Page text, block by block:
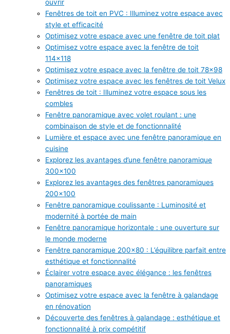
ouvrir
Fenêtres de toit en PVC : Illuminez votre espace avec
style et efficacité
Optimisez votre espace avec une fenêtre de toit plat
Optimisez votre espace avec la fenêtre de toit
114×118
Optimisez votre espace avec la fenêtre de toit 78×98
Optimisez votre espace avec les fenêtres de toit Velux
Fenêtres de toit : Illuminez votre espace sous les
combles
Fenêtre panoramique avec volet roulant : une
combinaison de style et de fonctionnalité
Lumière et espace avec une fenêtre panoramique en
cuisine
Explorez les avantages d’une fenêtre panoramique
300×100
Explorez les avantages des fenêtres panoramiques
200×100
Fenêtre panoramique coulissante : Luminosité et
modernité à portée de main
Fenêtre panoramique horizontale : une ouverture sur
le monde moderne
Fenêtre panoramique 200×80 : L’équilibre parfait entre
esthétique et fonctionnalité
Éclairer votre espace avec élégance : les fenêtres
panoramiques
Optimisez votre espace avec la fenêtre à galandage
en rénovation
Découverte des fenêtres à galandage : esthétique et
fonctionnalité à prix compétitif